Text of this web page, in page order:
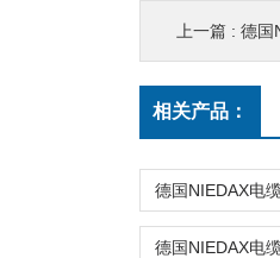
上一篇 : 德国
相关产品：